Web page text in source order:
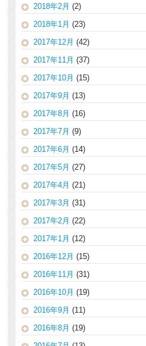
2018年2月 (2)
2018年1月 (23)
2017年12月 (42)
2017年11月 (37)
2017年10月 (15)
2017年9月 (13)
2017年8月 (16)
2017年7月 (9)
2017年6月 (14)
2017年5月 (27)
2017年4月 (21)
2017年3月 (31)
2017年2月 (22)
2017年1月 (12)
2016年12月 (15)
2016年11月 (31)
2016年10月 (19)
2016年9月 (11)
2016年8月 (19)